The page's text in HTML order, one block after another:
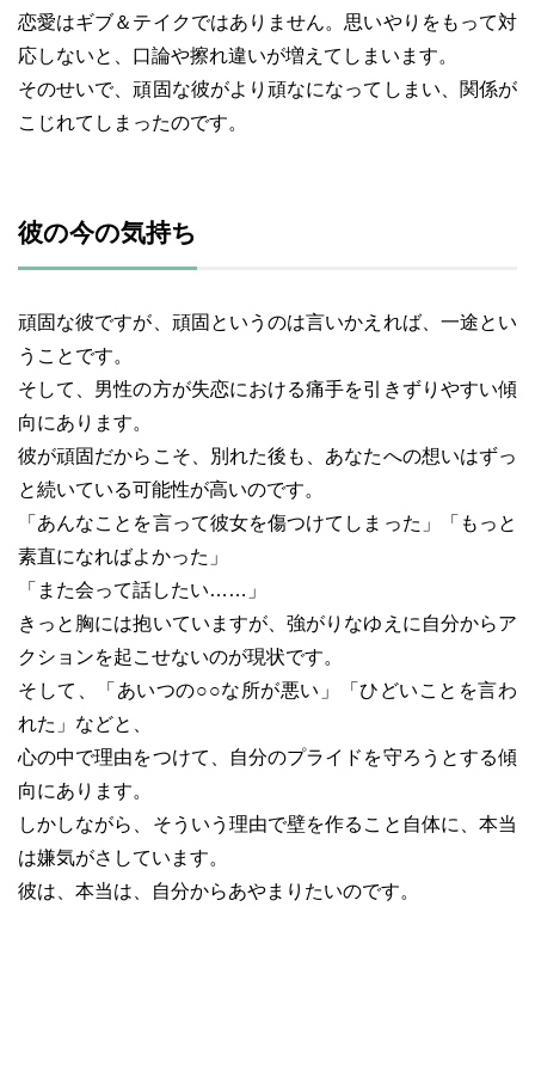
恋愛はギブ＆テイクではありません。思いやりをもって対
応しないと、口論や擦れ違いが増えてしまいます。
そのせいで、頑固な彼がより頑なになってしまい、関係が
こじれてしまったのです。
彼の今の気持ち
頑固な彼ですが、頑固というのは言いかえれば、一途とい
うことです。
そして、男性の方が失恋における痛手を引きずりやすい傾
向にあります。
彼が頑固だからこそ、別れた後も、あなたへの想いはずっ
と続いている可能性が高いのです。
「あんなことを言って彼女を傷つけてしまった」「もっと
素直になればよかった」
「また会って話したい……」
きっと胸には抱いていますが、強がりなゆえに自分からア
クションを起こせないのが現状です。
そして、「あいつの○○な所が悪い」「ひどいことを言わ
れた」などと、
心の中で理由をつけて、自分のプライドを守ろうとする傾
向にあります。
しかしながら、そういう理由で壁を作ること自体に、本当
は嫌気がさしています。
彼は、本当は、自分からあやまりたいのです。